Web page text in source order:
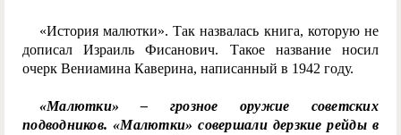
«История малютки». Так назвалась книга, которую не
дописал Израиль Фисанович. Такое название носил
очерк Вениамина Каверина, написанный в 1942 году.
«Малютки» – грозное оружие советских
подводников. «Малютки» совершали дерзкие рейды в